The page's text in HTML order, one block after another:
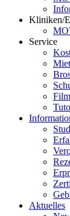
Kliniken/
Service
Aktuelles